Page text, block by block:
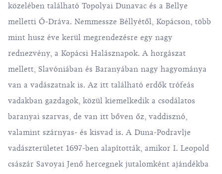
közelében található Topolyai Dunavac és a Bellye
melletti Ó-Dráva. Nemmessze Béllyétől, Kopácson, több
mint husz éve kerül megrendezésre egy nagy
rednezvény, a Kopácsi Halásznapok. A horgászat
mellett, Slavóniában és Baranyában nagy hagyománya
van a vadászatnak is. Az itt található erdők trófeás
vadakban gazdagok, közül kiemelkedik a csodálatos
baranyai szarvas, de van itt bőven őz, vaddisznó,
valamint szárnyas- és kisvad is. A Duna-Podravlje
vadászterületet 1697-ben alapították, amikor I. Leopold
császár Savoyai Jenő hercegnek jutalomként ajándékba